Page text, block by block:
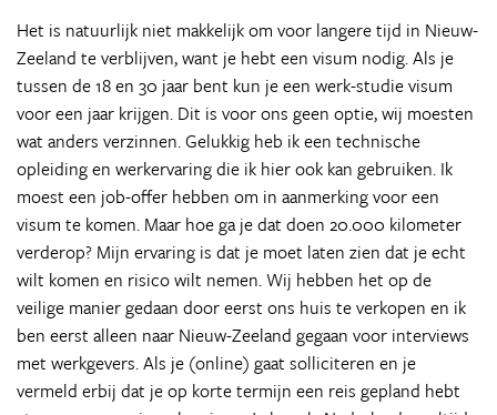
Het is natuurlijk niet makkelijk om voor langere tijd in Nieuw-
Zeeland te verblijven, want je hebt een visum nodig. Als je
tussen de 18 en 30 jaar bent kun je een werk-studie visum
voor een jaar krijgen. Dit is voor ons geen optie, wij moesten
wat anders verzinnen. Gelukkig heb ik een technische
opleiding en werkervaring die ik hier ook kan gebruiken. Ik
moest een job-offer hebben om in aanmerking voor een
visum te komen. Maar hoe ga je dat doen 20.000 kilometer
verderop? Mijn ervaring is dat je moet laten zien dat je echt
wilt komen en risico wilt nemen. Wij hebben het op de
veilige manier gedaan door eerst ons huis te verkopen en ik
ben eerst alleen naar Nieuw-Zeeland gegaan voor interviews
met werkgevers. Als je (online) gaat solliciteren en je
vermeld erbij dat je op korte termijn een reis gepland hebt